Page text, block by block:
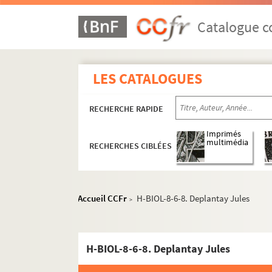
Catalogue
LES CATALOGUES
RECHERCHE RAPIDE
RECHERCHES CIBLÉES
Imprimés
multimédia
Accueil CCFr > H-BIOL-8-6-8. Deplantay Jules
H-BIOL-8-6-8. Deplantay Jules
H-BIOL. Biographies de personnages lillois
H-BIOL-1. Acheray à Benvignat
H-BIOL-5. Collin à Darcy
H-BIOL-6. D'Assignies à D'Hondt